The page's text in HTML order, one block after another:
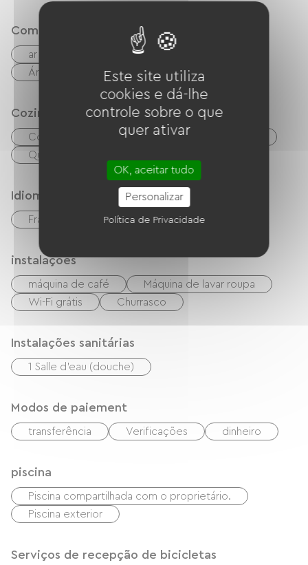
Comfort
ar condicionado
Área de refeições ao ar livre
Cozinha
Cozinha Refrigerador
Quatro
Idiomas
Francês inglês italiano
instalações
máquina de café
Máquina de lavar roupa
Wi-Fi grátis
Churrasco
Instalações sanitárias
1 Salle d'eau (douche)
Modos de paiement
transferência Verificações dinheiro
piscina
Piscina compartilhada com o proprietário.
Piscina exterior
Serviços de recepção de bicicletas
Este site utiliza
cookies e dá-lhe
controle sobre o que
quer ativar
OK, aceitar tudo
Personalizar
Política de Privacidade